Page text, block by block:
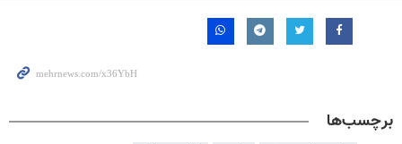
برچسب‌ها